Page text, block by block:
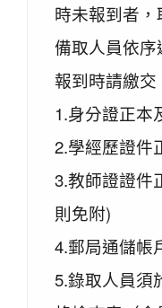
時未報到者
備取人員依序
報到時請繳交
1.身分證正本
2.學經歷證件
3.教師證證件
則免附)
4.郵局通儲帳
5.錄取人員須